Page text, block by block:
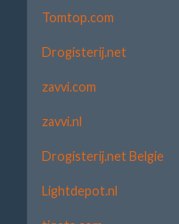
Tomtop.com
Drogisterij.net
zavvi.com
zavvi.nl
Drogisterij.net Belgie
Lightdepot.nl